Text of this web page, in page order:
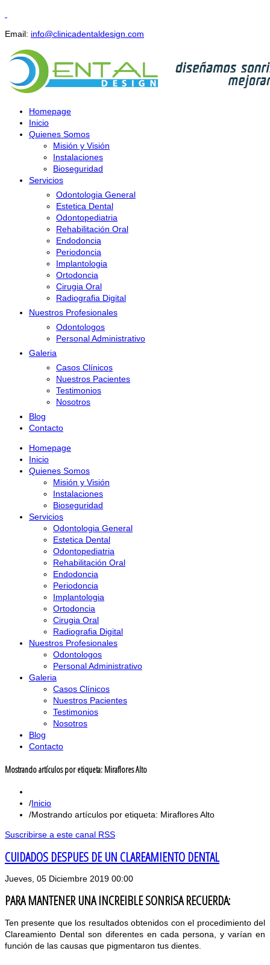
Email: info@clinicadentaldesign.com
Homepage
Inicio
Quienes Somos
Misión y Visión
Instalaciones
Bioseguridad
Servicios
Odontologia General
Estetica Dental
Odontopediatria
Rehabilitación Oral
Endodoncia
Periodoncia
Implantologia
Ortodoncia
Cirugia Oral
Radiografia Digital
Nuestros Profesionales
Odontologos
Personal Administrativo
Galeria
Casos Clínicos
Nuestros Pacientes
Testimonios
Nosotros
Blog
Contacto
Homepage
Inicio
Quienes Somos
Misión y Visión
Instalaciones
Bioseguridad
Servicios
Odontologia General
Estetica Dental
Odontopediatria
Rehabilitación Oral
Endodoncia
Periodoncia
Implantologia
Ortodoncia
Cirugia Oral
Radiografia Digital
Nuestros Profesionales
Odontologos
Personal Administrativo
Galeria
Casos Clínicos
Nuestros Pacientes
Testimonios
Nosotros
Blog
Contacto
Mostrando artículos por etiqueta: Miraflores Alto
Inicio
Mostrando artículos por etiqueta: Miraflores Alto
Suscribirse a este canal RSS
CUIDADOS DESPUES DE UN CLAREAMIENTO DENTAL
Jueves, 05 Diciembre 2019 00:00
PARA MANTENER UNA INCREIBLE SONRISA RECUERDA:
Ten presente que los resultados obtenidos con el procedimiento del
Clareamiento Dental son diferentes en cada persona, y varían en
función de las causas que pigmentaron tus dientes.